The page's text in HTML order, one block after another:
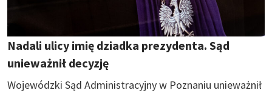
Nadali ulicy imię dziadka prezydenta. Sąd
unieważnił decyzję
Wojewódzki Sąd Administracyjny w Poznaniu unieważnił